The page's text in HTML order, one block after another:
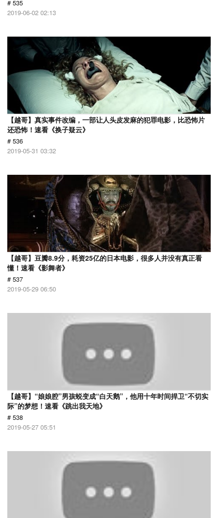
# 535
2019-06-02 02:13
【越哥】真实事件改编，一部让人头皮发麻的犯罪电影，比恐怖片
还恐怖！速看《换子疑云》
# 536
2019-05-31 03:32
【越哥】豆瓣8.9分，耗资25亿的日本电影，很多人并没有真正看
懂！速看《影舞者》
# 537
2019-05-29 06:50
【越哥】“娘娘腔”男孩蜕变成“白天鹅”，他用十年时间捍卫“不切实
际”的梦想！速看《跳出我天地》
# 538
2019-05-27 05:51